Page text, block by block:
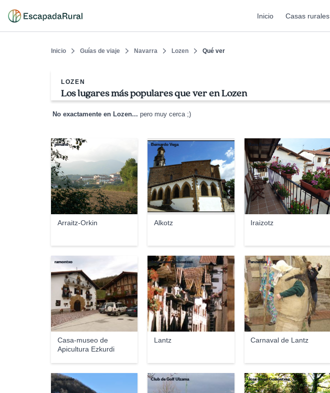
Inicio Casas rurales
Inicio Guías de viaje Navarra Lozen Qué ver
LOZEN
Los lugares más populares que ver en Lozen
No exactamente en Lozen... pero muy cerca ;)
Arraitz-Orkin
jomahe
Alkotz
Bernardo Vega
Iraizotz
Maria Becerra Juez
Casa-museo de
Apicultura Ezkurdi
ramontxo
Lantz
Jose Javier Goikoetxea
Carnaval de Lantz
Panzermix
panoramio Club de Golf Ulzama Jose Javier Goikoetxea